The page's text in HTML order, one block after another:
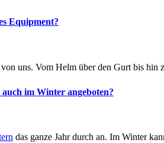
Equipment?
uns. Vom Helm über den Gurt bis hin
im Winter angeboten?
das ganze Jahr durch an. Im Winter